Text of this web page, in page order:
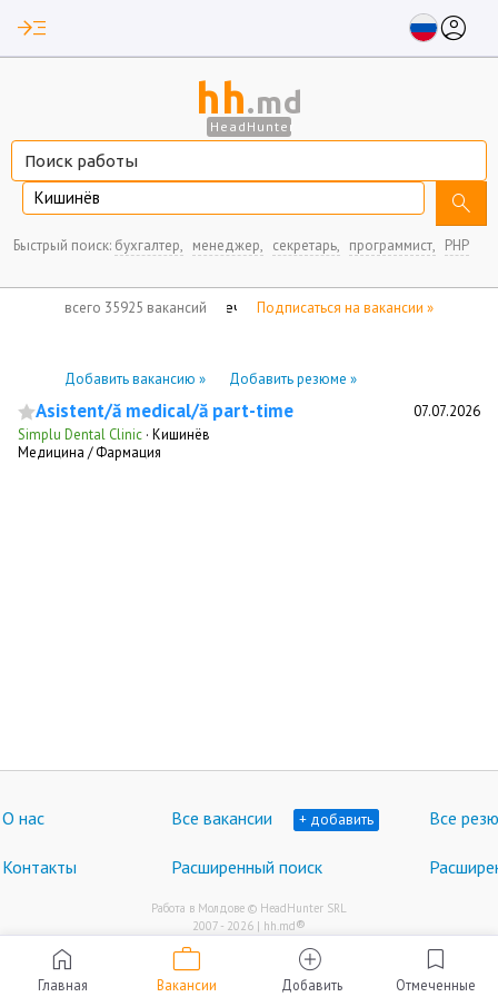
read_more account_circle
hh.md
HeadHunter
Кишинёв search
Быстрый поиск: бухгалтер, менеджер, секретарь, программист, PHP
всего 35925 вакансий Подписаться на вакансии »
нет отмеченных вакансий
Добавить вакансию » Добавить резюме »
Asistent/ă medical/ă part-time 07.07.2026
Simplu Dental Clinic · Кишинёв
Медицина / Фармация
home
Главная
work
Вакансии
add_circle
Добавить
bookmark
Отмеченные
О нас Все вакансии + добавить Все
Контакты Расширенный поиск
Работа в Молдове © HeadHunter SRL
2007 - 2026 | hh.md®